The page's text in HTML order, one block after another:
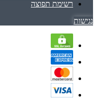
רשימת תפוצה
נגישות